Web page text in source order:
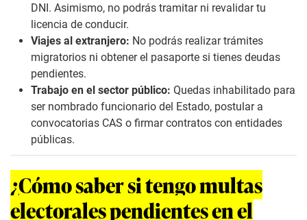
DNI. Asimismo, no podrás tramitar ni revalidar tu
licencia de conducir.
Viajes al extranjero: No podrás realizar trámites
migratorios ni obtener el pasaporte si tienes deudas
pendientes.
Trabajo en el sector público: Quedas inhabilitado para
ser nombrado funcionario del Estado, postular a
convocatorias CAS o firmar contratos con entidades
públicas.
¿Cómo saber si tengo multas
electorales pendientes en el